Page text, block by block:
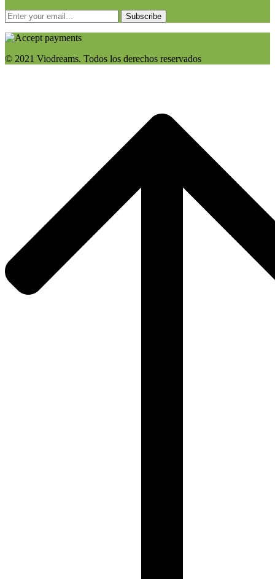
Subscribe
© 2021 Viodreams. Todos los derechos reservados